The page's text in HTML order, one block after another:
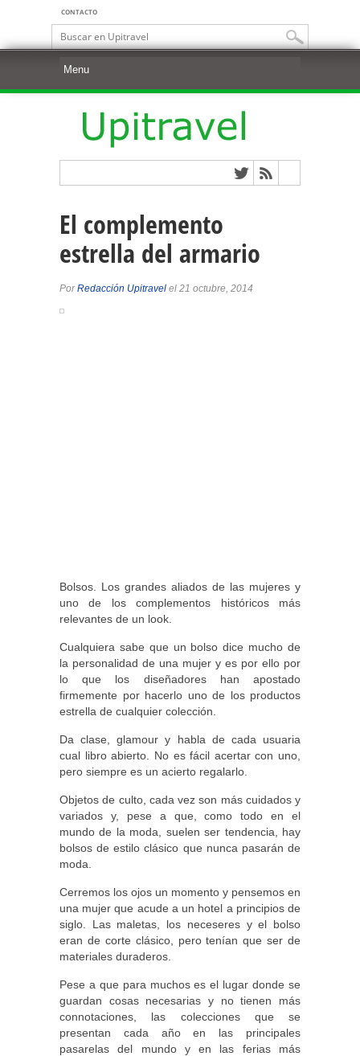
CONTACTO
El complemento
estrella del armario
PorRedacción Upitravel el 21 octubre, 2014
Bolsos. Los grandes aliados de las mujeres y
uno de los complementos históricos más
relevantes de un look.
Cualquiera sabe que un bolso dice mucho de
la personalidad de una mujer y es por ello por
lo que los diseñadores han apostado
firmemente por hacerlo uno de los productos
estrella de cualquier colección.
Da clase, glamour y habla de cada usuaria
cual libro abierto. No es fácil acertar con uno,
pero siempre es un acierto regalarlo.
Objetos de culto, cada vez son más cuidados y
variados y, pese a que, como todo en el
mundo de la moda, suelen ser tendencia, hay
bolsos de estilo clásico que nunca pasarán de
moda.
Cerremos los ojos un momento y pensemos en
una mujer que acude a un hotel a principios de
siglo. Las maletas, los neceseres y el bolso
eran de corte clásico, pero tenían que ser de
materiales duraderos.
Pese a que para muchos es el lugar donde se
guardan cosas necesarias y no tienen más
connotaciones, las colecciones que se
presentan cada año en las principales
pasarelas del mundo y en las ferias más